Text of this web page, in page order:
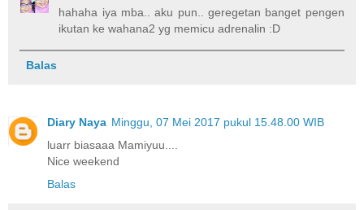
hahaha iya mba.. aku pun.. geregetan banget pengen
ikutan ke wahana2 yg memicu adrenalin :D
Balas
Diary Naya Minggu, 07 Mei 2017 pukul 15.48.00 WIB
luarr biasaaa Mamiyuu....
Nice weekend
Balas